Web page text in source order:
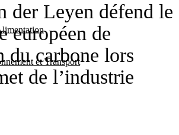
et Transport
der Leyen défend le
européen de
du carbone lors
de l’industrie